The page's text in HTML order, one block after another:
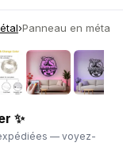
›Panneau en métal
›
✨
— voyez-